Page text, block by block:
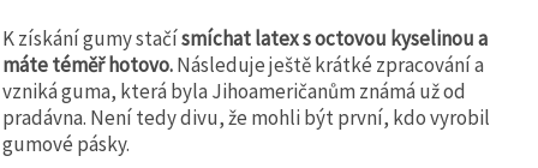
K získání gumy stačísmíchat latex s octovou kyselinou a
máte téměř hotovo.Následuje ještě krátké zpracování a
vzniká guma, která byla Jihoameričanům známá už od
pradávna. Není tedy divu, že mohli být první, kdo vyrobil
gumové pásky.